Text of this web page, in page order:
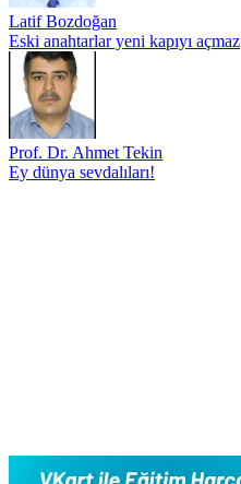
Latif Bozdoğan
Eski anahtarlar yeni kapıyı açmaz
Prof. Dr. Ahmet Tekin
Ey dünya sevdalıları!